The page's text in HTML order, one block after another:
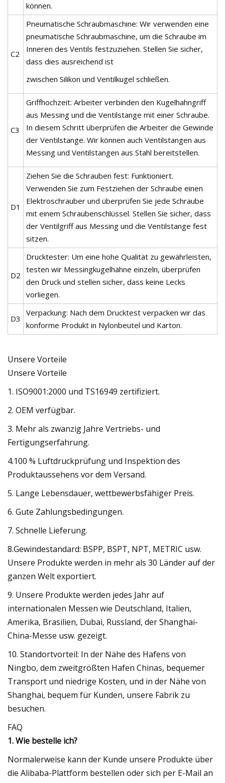
können.
C2
Pneumatische Schraubmaschine: Wir verwenden eine
pneumatische Schraubmaschine, um die Schraube im
Inneren des Ventils festzuziehen. Stellen Sie sicher,
dass dies ausreichend ist
zwischen Silikon und Ventilkugel schließen.
C3
Griffhochzeit: Arbeiter verbinden den Kugelhahngriff
aus Messing und die Ventilstange mit einer Schraube.
In diesem Schritt überprüfen die Arbeiter die Gewinde
der Ventilstange. Wir können auch Ventilstangen aus
Messing und Ventilstangen aus Stahl bereitstellen.
D1
Ziehen Sie die Schrauben fest: Funktioniert.
Verwenden Sie zum Festziehen der Schraube einen
Elektroschrauber und überprüfen Sie jede Schraube
mit einem Schraubenschlüssel. Stellen Sie sicher, dass
der Ventilgriff aus Messing und die Ventilstange fest
sitzen.
D2
Drucktester: Um eine hohe Qualität zu gewährleisten,
testen wir Messingkugelhähne einzeln, überprüfen
den Druck und stellen sicher, dass keine Lecks
vorliegen.
D3
Verpackung: Nach dem Drucktest verpacken wir das
konforme Produkt in Nylonbeutel und Karton.
Unsere Vorteile
Unsere Vorteile
1. ISO9001:2000 und TS16949 zertifiziert.
2. OEM verfügbar.
3. Mehr als zwanzig Jahre Vertriebs- und
Fertigungserfahrung.
4.100 % Luftdruckprüfung und Inspektion des
Produktaussehens vor dem Versand.
5. Lange Lebensdauer, wettbewerbsfähiger Preis.
6. Gute Zahlungsbedingungen.
7. Schnelle Lieferung.
8.Gewindestandard: BSPP, BSPT, NPT, METRIC usw.
Unsere Produkte werden in mehr als 30 Länder auf der
ganzen Welt exportiert.
9. Unsere Produkte werden jedes Jahr auf
internationalen Messen wie Deutschland, Italien,
Amerika, Brasilien, Dubai, Russland, der Shanghai-
China-Messe usw. gezeigt.
10. Standortvorteil: In der Nähe des Hafens von
Ningbo, dem zweitgrößten Hafen Chinas, bequemer
Transport und niedrige Kosten, und in der Nähe von
Shanghai, bequem für Kunden, unsere Fabrik zu
besuchen.
FAQ
1. Wie bestelle ich?
Normalerweise kann der Kunde unsere Produkte über
die Alibaba-Plattform bestellen oder sich per E-Mail an